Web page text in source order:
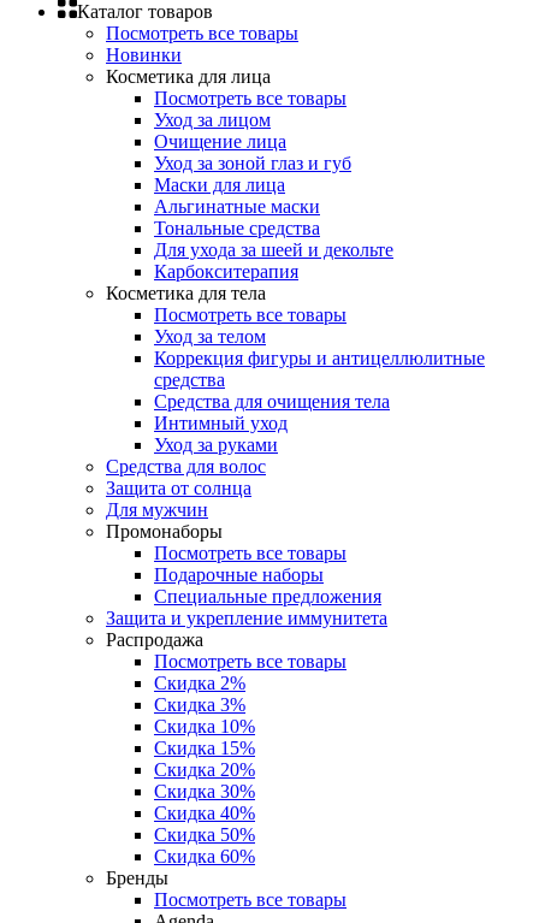
Каталог товаров
Посмотреть все товары
Новинки
Косметика для лица
Посмотреть все товары
Уход за лицом
Очищение лица
Уход за зоной глаз и губ
Маски для лица
Альгинатные маски
Тональные средства
Для ухода за шеей и декольте
Карбокситерапия
Косметика для тела
Посмотреть все товары
Уход за телом
Коррекция фигуры и антицеллюлитные
средства
Средства для очищения тела
Интимный уход
Уход за руками
Средства для волос
Защита от солнца
Для мужчин
Промонаборы
Посмотреть все товары
Подарочные наборы
Специальные предложения
Защита и укрепление иммунитета
Распродажа
Посмотреть все товары
Скидка 2%
Скидка 3%
Скидка 10%
Скидка 15%
Скидка 20%
Скидка 30%
Скидка 40%
Скидка 50%
Скидка 60%
Бренды
Посмотреть все товары